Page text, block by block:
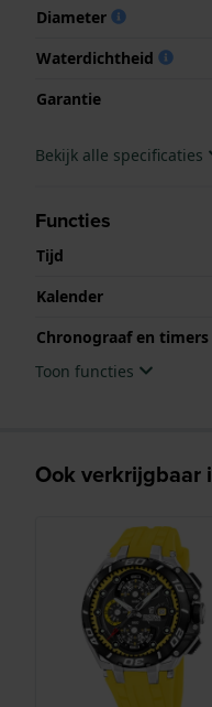
Diameter
Waterdichtheid
Garantie
Bekijk alle specificaties
Functies
Tijd
Kalender
Chronograaf en timers
Toon functies
Ook verkrijgbaar